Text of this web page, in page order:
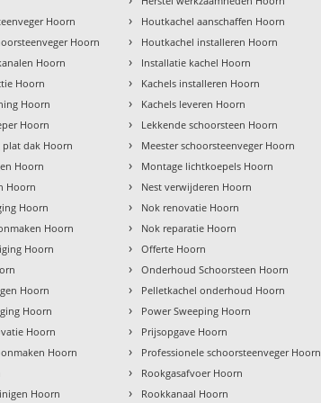
Hoorn
Hoorn
Hoorn
Hoorn
Hoorn
Hoorn
plat dak Hoorn
Hoorn
Hoorn
Hoorn
Hoorn
Hoorn
Hoorn
Hoorn
Hoorn
Hoorn
Hoorn
› Houtkachel aanschaffen Hoorn
› Houtkachel installeren Hoorn
› Installatie kachel Hoorn
› Kachels installeren Hoorn
› Kachels leveren Hoorn
› Lekkende schoorsteen Hoorn
› Meester schoorsteenveger Hoorn
› Montage lichtkoepels Hoorn
› Nest verwijderen Hoorn
› Nok renovatie Hoorn
› Nok reparatie Hoorn
› Offerte Hoorn
› Onderhoud Schoorsteen Hoorn
› Pelletkachel onderhoud Hoorn
› Power Sweeping Hoorn
› Prijsopgave Hoorn
› Professionele schoorsteenveger Hoorn
› Rookgasafvoer Hoorn
› Rookkanaal Hoorn